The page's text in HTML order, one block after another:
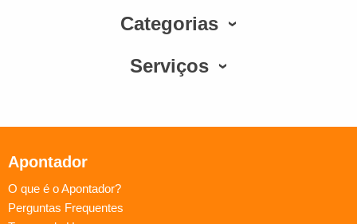
Categorias
Serviços
Apontador
O que é o Apontador?
Perguntas Frequentes